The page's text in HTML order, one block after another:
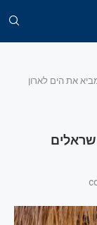
את הים לארון